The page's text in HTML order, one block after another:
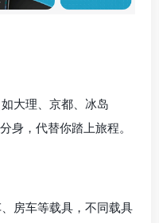
大理、京都、冰岛
身，代替你踏上旅程。
房车等载具，不同载具